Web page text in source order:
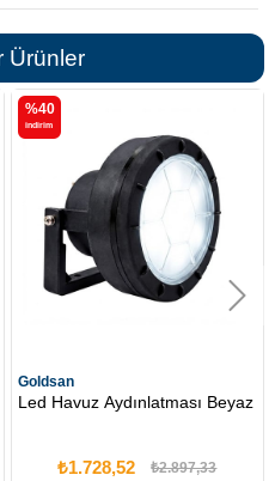
Ürünler
Goldsan
Led Havuz Aydınlatması Beyaz
₺1.728,52 ₺2.897,33
%40
i̇ndirim